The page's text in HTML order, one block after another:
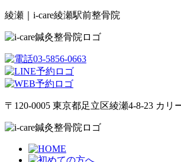
綾瀬｜i-care綾瀬駅前整骨院
〒120-0005 東京都足立区綾瀬4-8-23 カリ